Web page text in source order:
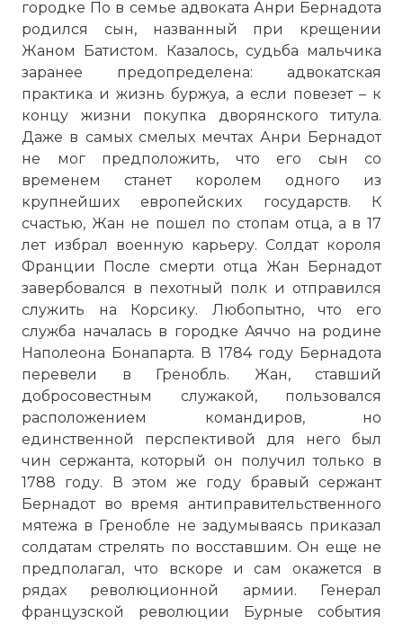
городке По в семье адвоката Анри Бернадота
родился сын, названный при крещении
Жаном Батистом. Казалось, судьба мальчика
заранее предопределена: адвокатская
практика и жизнь буржуа, а если повезет – к
концу жизни покупка дворянского титула.
Даже в самых смелых мечтах Анри Бернадот
не мог предположить, что его сын со
временем станет королем одного из
крупнейших европейских государств. К
счастью, Жан не пошел по стопам отца, а в 17
лет избрал военную карьеру. Солдат короля
Франции После смерти отца Жан Бернадот
завербовался в пехотный полк и отправился
служить на Корсику. Любопытно, что его
служба началась в городке Аяччо на родине
Наполеона Бонапарта. В 1784 году Бернадота
перевели в Гренобль. Жан, ставший
добросовестным служакой, пользовался
расположением командиров, но
единственной перспективой для него был
чин сержанта, который он получил только в
1788 году. В этом же году бравый сержант
Бернадот во время антиправительственного
мятежа в Гренобле не задумываясь приказал
солдатам стрелять по восставшим. Он еще не
предполагал, что вскоре и сам окажется в
рядах революционной армии. Генерал
французской революции Бурные события